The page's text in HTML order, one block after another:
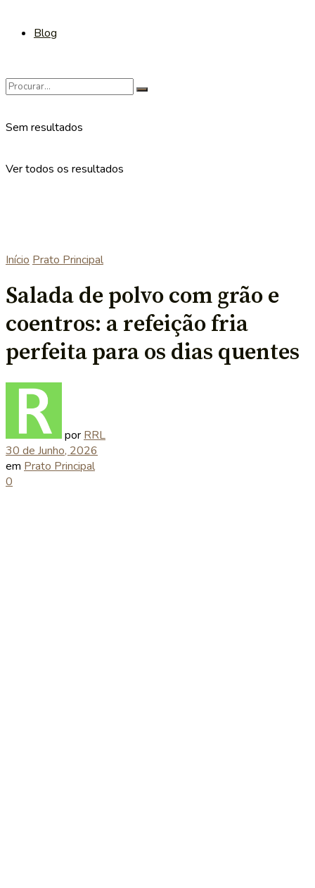
Blog
Sem resultados
Ver todos os resultados
Início Prato Principal
Salada de polvo com grão e
coentros: a refeição fria
perfeita para os dias quentes
por RRL
30 de Junho, 2026
em Prato Principal
0